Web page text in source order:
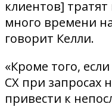
клиентов]
много времени
говорит Келли.
«Кроме того,
CX при запросах
привести к